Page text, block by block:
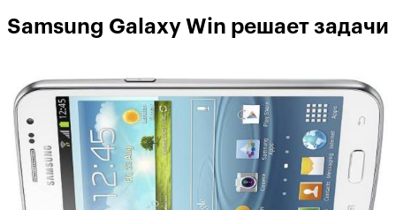
Samsung Galaxy Win решает задачи